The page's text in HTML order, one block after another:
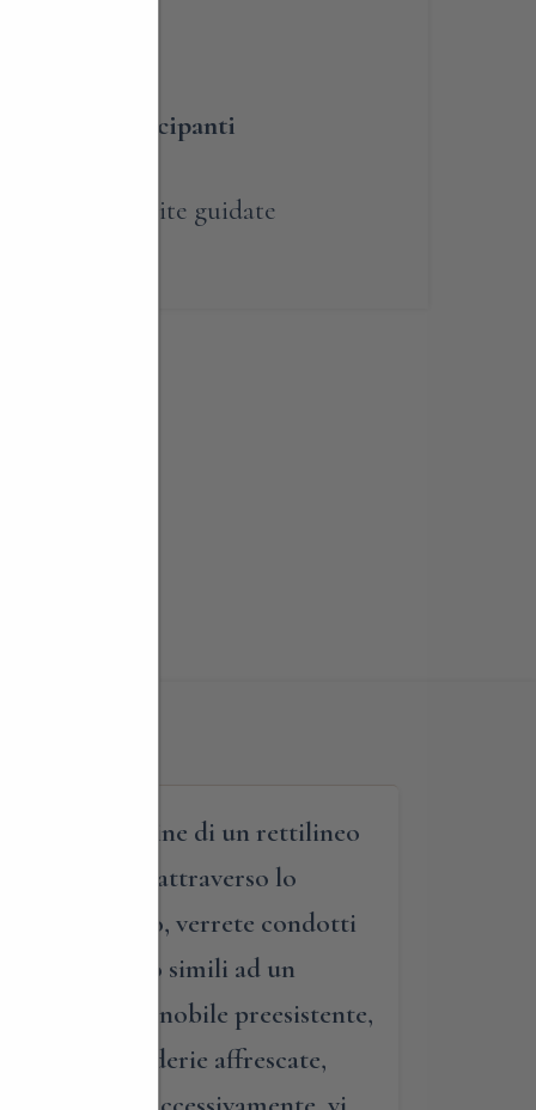
dei partecipanti
Visite guidate
al termine di un rettilineo
Qui, attraverso lo
di un tempo, verrete condotti
villa, molto simili ad un
casa da nobile preesistente,
le scuderie affrescate,